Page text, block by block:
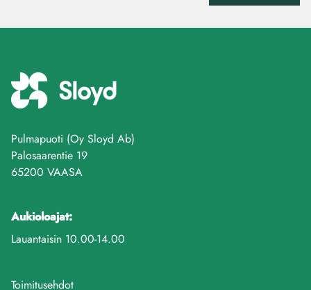
Pulmapuoti (Oy Sloyd Ab)
Palosaarentie 19
65200 VAASA
Aukioloajat:
Lauantaisin 10.00-14.00
Toimitusehdot